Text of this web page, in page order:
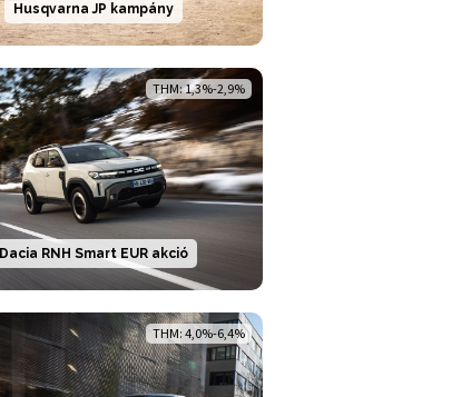
Husqvarna JP kampány
THM: 1,3%-2,9%
Dacia RNH Smart EUR akció
THM: 4,0%-6,4%